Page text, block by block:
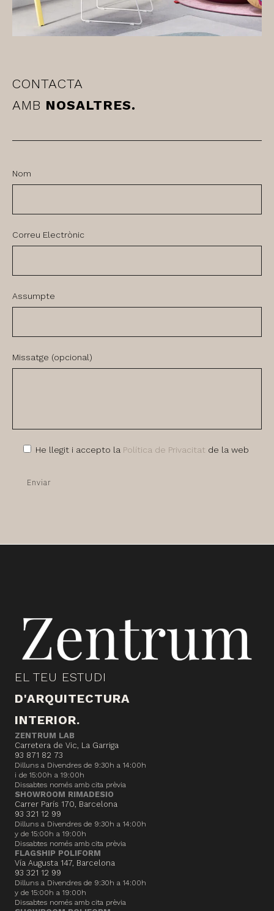
CONTACTA
AMB NOSALTRES.
Nom
Correu Electrònic
Assumpte
Missatge (opcional)
He llegit i accepto la Política de Privacitat de la web
EL TEU ESTUDI
D'ARQUITECTURA
INTERIOR.
ZENTRUM LAB
Carretera de Vic, La Garriga
93 871 82 73
Dilluns a Divendres de 9:30h a 14:00h
i de 15:00h a 19:00h
Dissabtes només amb cita prèvia
SHOWROOM RIMADESIO
Carrer París 170, Barcelona
93 321 12 99
Dilluns a Divendres de 9:30h a 14:00h
y de 15:00h a 19:00h
Dissabtes només amb cita prèvia
FLAGSHIP POLIFORM
Vía Augusta 147, Barcelona
93 321 12 99
Dilluns a Divendres de 9:30h a 14:00h
y de 15:00h a 19:00h
Dissabtes només amb cita prèvia